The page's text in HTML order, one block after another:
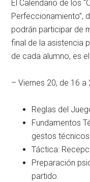
El Calendario de los
Perfeccionamiento”,
podrán participar de
final de la asistencia
de cada alumno, es
– Viernes 20, de 16 a
Reglas del
Fundamentos
gestos
Táctica:
Preparación
partido.